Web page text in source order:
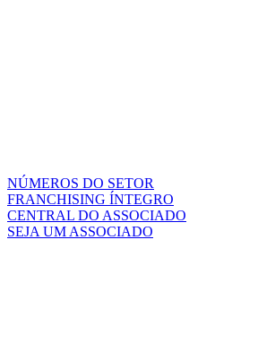
NÚMEROS DO SETOR
FRANCHISING ÍNTEGRO
CENTRAL DO ASSOCIADO
SEJA UM ASSOCIADO